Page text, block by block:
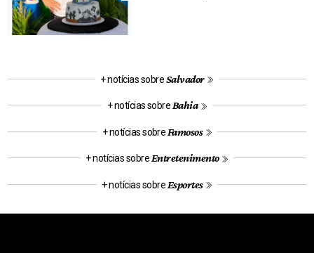
+ notícias sobreSalvador
+ notícias sobre Bahia
+ notícias sobre Famosos
+ notícias sobre Entretenimento
+ notícias sobre Esportes